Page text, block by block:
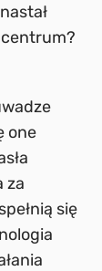
one
za
się